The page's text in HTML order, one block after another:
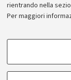
rientrando nella
Per maggiori
COOKIE DI